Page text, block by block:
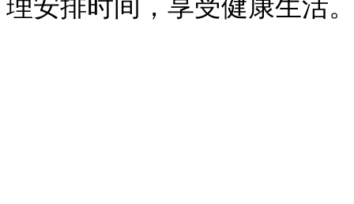
理安排时间，享受健康生活